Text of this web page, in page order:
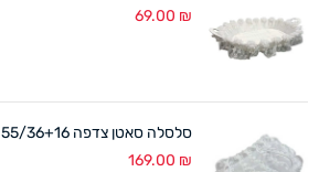
69.00 ₪
סלסלה סאטן צדפה 55/36+16 ס"מ לבן
169.00 ₪